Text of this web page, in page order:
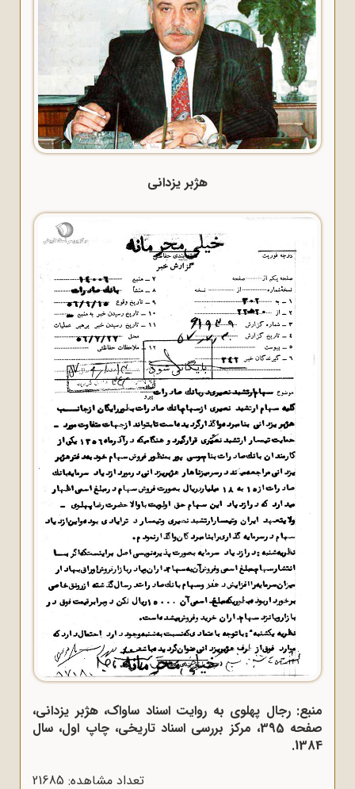
هژبر یزدانی
منبع: رجال پهلوی به روایت اسناد ساواک، هژبر یزدانی،
صفحه 395، مرکز بررسی اسناد تاریخی، چاپ اول، سال
1384.
تعداد مشاهده: 21685